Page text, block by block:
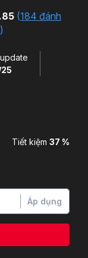
xây dựng báo
(184 đánh
)
Tiết kiệm 37 %
Áp dụng